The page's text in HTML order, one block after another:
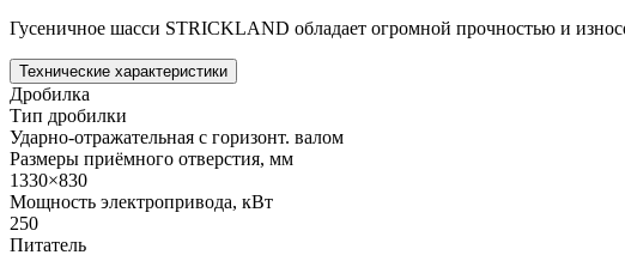
Гусеничное шасси STRICKLAND обладает огромной прочностью и
Технические характеристики
Дробилка
Тип дробилки
Ударно-отражательная с горизонт. валом
Размеры приёмного отверстия, мм
1330×830
Мощность электропривода, кВт
250
Питатель